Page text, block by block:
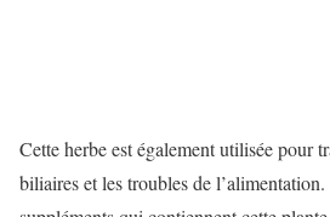
Cette herbe est également utilisée pour
biliaires et les troubles de